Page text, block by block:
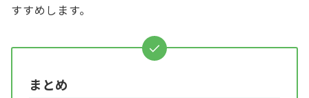
すすめします。
まとめ